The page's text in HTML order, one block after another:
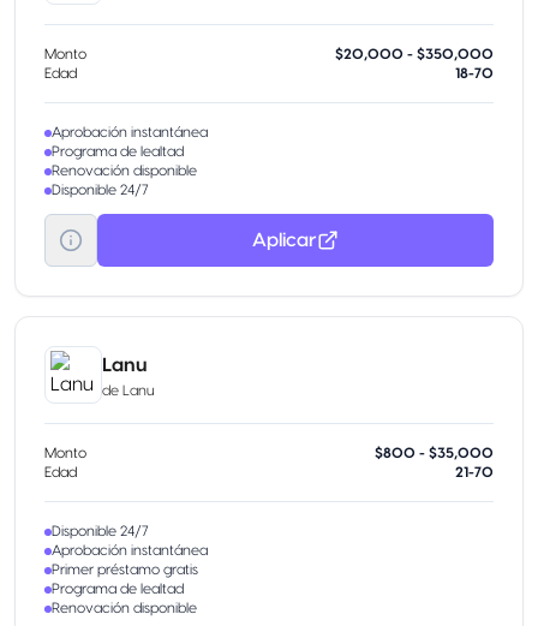
Monto
$20,000 - $350,000
Edad
18-70
Aprobación instantánea
Programa de lealtad
Renovación disponible
Disponible 24/7
Aplicar
Lanu
de Lanu
Monto
$800 - $35,000
Edad
21-70
Disponible 24/7
Aprobación instantánea
Primer préstamo gratis
Programa de lealtad
Renovación disponible